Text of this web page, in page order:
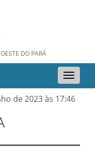
DO PARÁ
Toggle
de 2023 às 17:46